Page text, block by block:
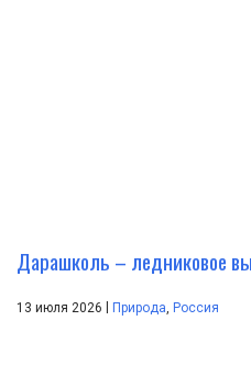
Дарашколь – ледниковое
13 июля 2026 Природа, Россия